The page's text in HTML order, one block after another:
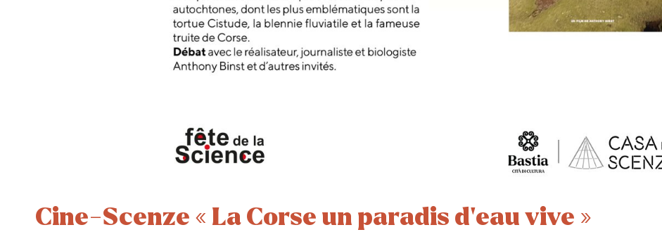
Cine-Scenze « La Corse un paradis d’eau vive »